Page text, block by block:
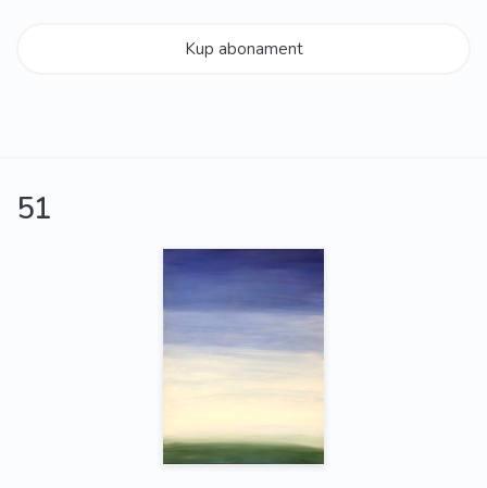
Kup abonament
51